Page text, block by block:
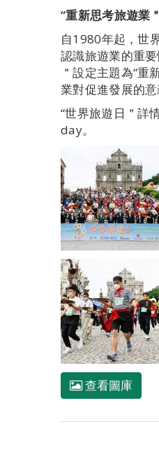
“重新思考旅遊業＂
自1980年起，世
認識旅遊業的重
＂設定主題為“
業對促進發展的
“世界旅遊日＂
day。
查看圖庫